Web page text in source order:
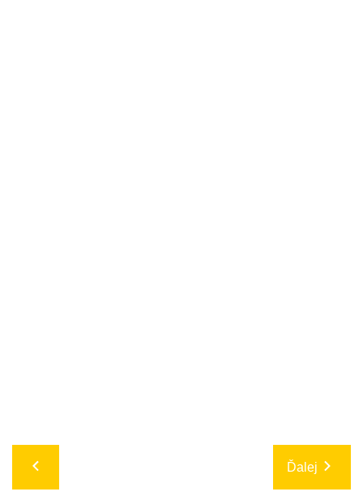
Ďalej